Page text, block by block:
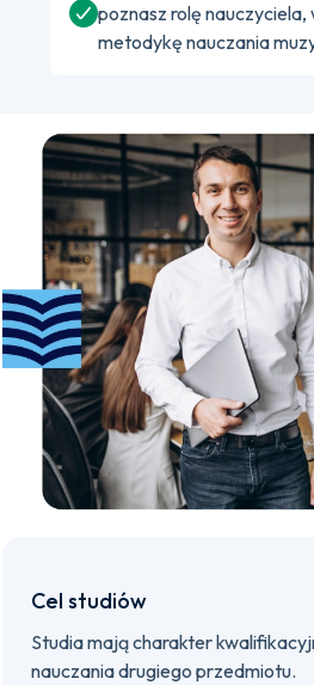
poznasz rolę
metodykę nauczania
Cel studiów
Studia mają charakter
nauczania drugiego przedmiotu.